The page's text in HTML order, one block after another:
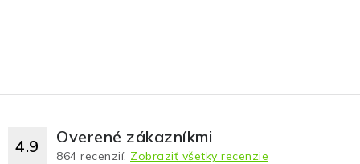
4.9 Overené zákazníkmi
864 recenzií. Zobraziť všetky recenzie